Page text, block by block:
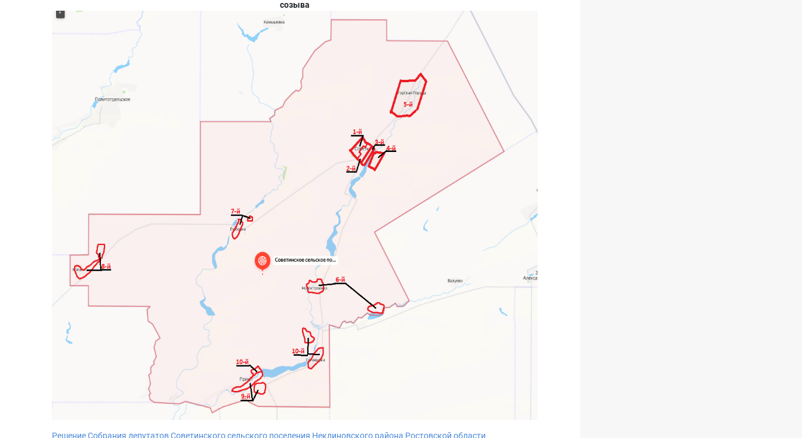
созыва
Решение Собрания депутатов Советинского сельского поселения Неклиновского района Ростовской области